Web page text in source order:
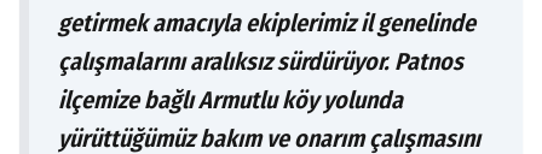
getirmek amacıyla ekiplerimiz il genelinde
çalışmalarını aralıksız sürdürüyor. Patnos
ilçemize bağlı Armutlu köy yolunda
yürüttüğümüz bakım ve onarım çalışmasını